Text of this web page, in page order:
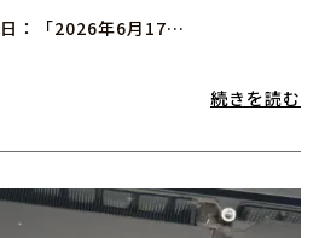
日：「2026年6月17…
続きを読む